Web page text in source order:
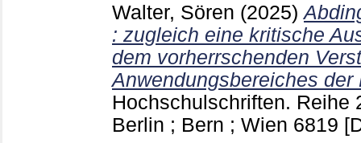
Walter, Sören (2025)
: zugleich eine kritische
dem vorherrschenden
Anwendungsbereiches der
Hochschulschriften. Reihe
Berlin ; Bern ; Wien 6819